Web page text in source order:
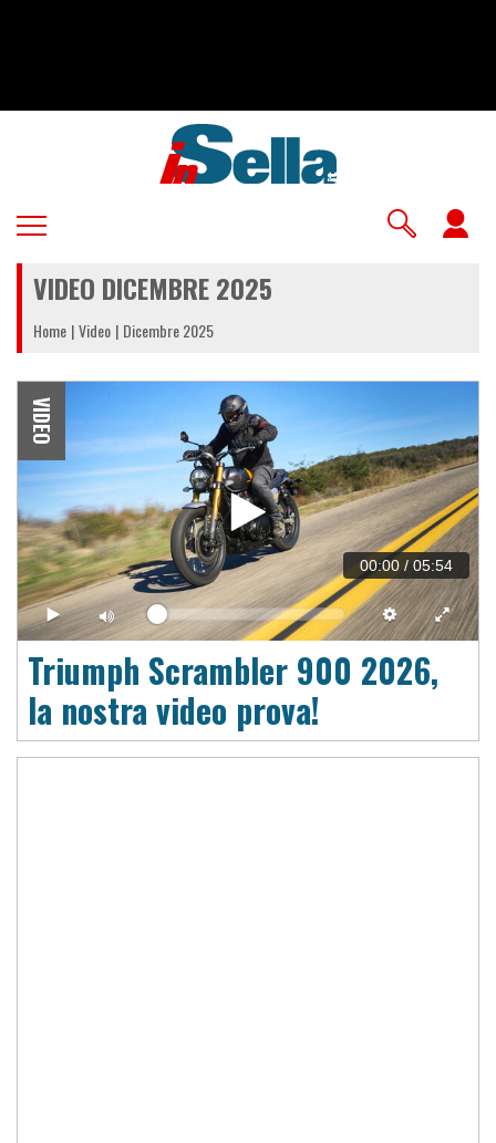
VIDEO DICEMBRE 2025
Home Video Dicembre 2025
00:00 / 05:54
VIDEO
Triumph Scrambler 900 2026,
la nostra video prova!